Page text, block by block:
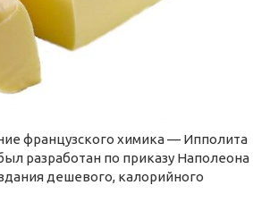
французского химика — Ипполита
разработан по приказу Наполеона
дешевого, калорийного